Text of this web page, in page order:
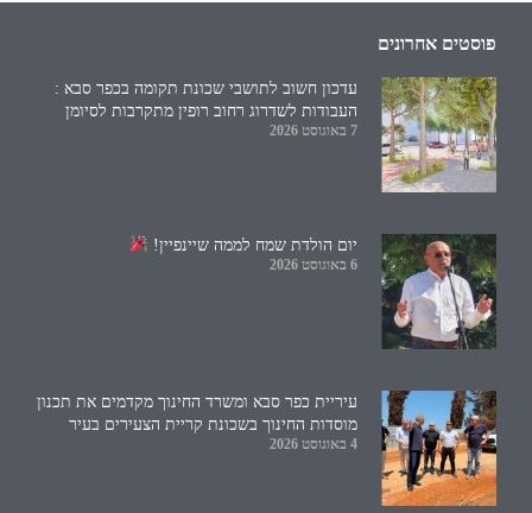
פוסטים אחרונים
עדכון חשוב לתושבי שכונת תקומה בכפר סבא :
העבודות לשדרוג רחוב רופין מתקרבות לסיומן
7 באוגוסט 2026
יום הולדת שמח לממה שיינפיין!
6 באוגוסט 2026
עיריית כפר סבא ומשרד החינוך מקדמים את תכנון
מוסדות החינוך בשכונת קריית הצעירים בעיר
4 באוגוסט 2026